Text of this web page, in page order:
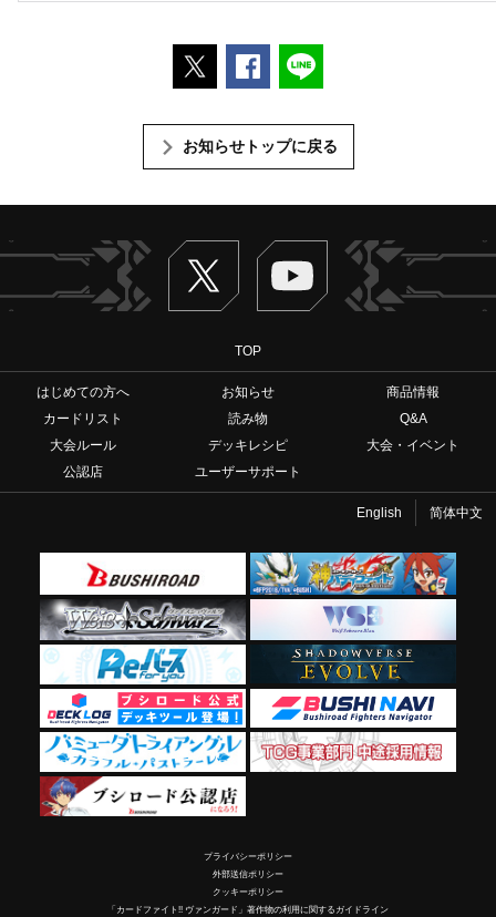
ポストするFacebookでシェアする
お知らせトップに戻る
Twitter ヴァンガードch
TOP
はじめての方へ お知らせ
商品情報
カードリスト
読み物
Q&A
大会ルール
デッキレシピ
大会・イベント
公認店
ユーザーサポート
English 简体中文
プライバシーポリシー
外部送信ポリシー
クッキーポリシー
「カードファイト!! ヴァンガード」著作物の利用に関するガイドライン